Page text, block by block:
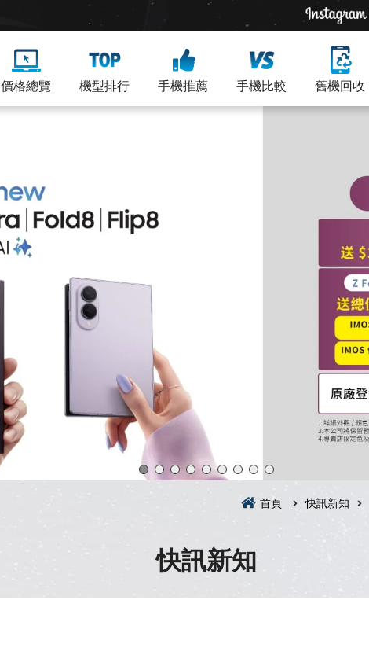
價格總覽 機型排行 手機推薦 手機比較 舊機回收
首頁 快訊新知
快訊新知